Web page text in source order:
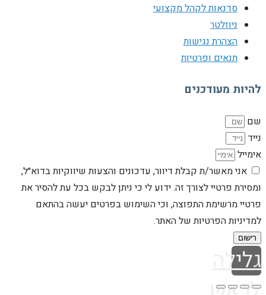
סדנאות לקהל מקצועי
ניוזלטר
הצהרת נגישות
תנאים ופרטיות
להיות מעודכנים
שם
נייד
אימייל
אני מאשר/ת קבלת דיוור, עדכונים והצעות שיווקיות בדוא״ל,
ומסירת פרטיי לצורך זה. ידוע לי כי ניתן לבקש בכל עת להסיר את
פרטיי מרשימת התפוצה, וכי השימוש בפרטים יעשה בהתאם
למדיניות הפרטיות של האתר.
רישום
גלילה